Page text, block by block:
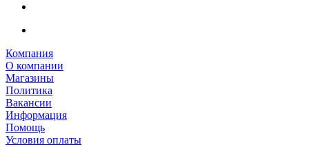
Компания
О компании
Магазины
Политика
Вакансии
Информация
Помощь
Условия оплаты